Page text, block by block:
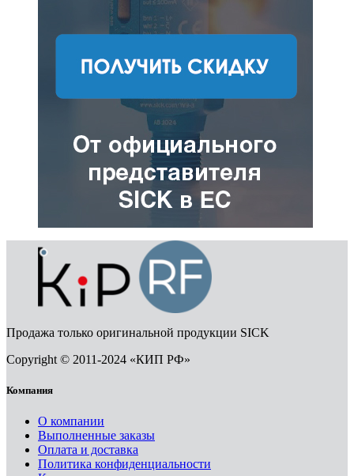
Продажа только оригинальной продукции SICK
Copyright © 2011-2024 «КИП РФ»
Компания
О компании
Выполненные заказы
Оплата и доставка
Политика конфиденциальности